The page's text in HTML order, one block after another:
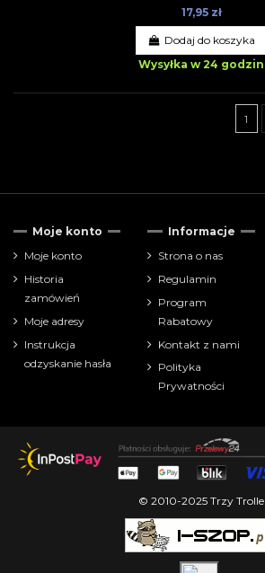
17,95 zł
Dodaj do koszyka
Wysyłka w 24 godzin
1
Nowe produkty 7
Cena
Pokaż tylko
Wydanie:
Moje konto
Moje konto
Historia
zamówień
Moje adresy
Instrukcja
odzyskanie hasła
Informacje
Strona o nas
Regulamin
Program
Rabatowy
Kontakt z nami
Polityka
Prywatności
© 2010-2025 Trzy Trolle